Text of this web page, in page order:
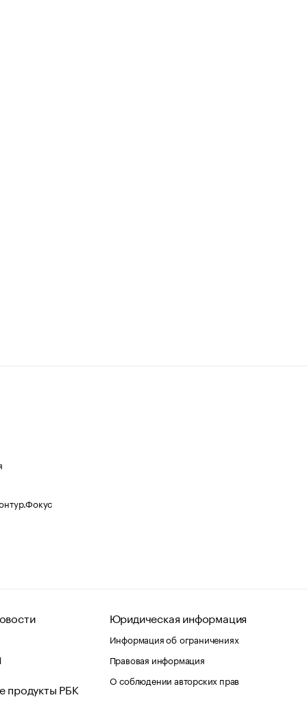
продукты РБК
Юридическая информация
Информация об ограничениях
Правовая информация
О соблюдении авторских прав